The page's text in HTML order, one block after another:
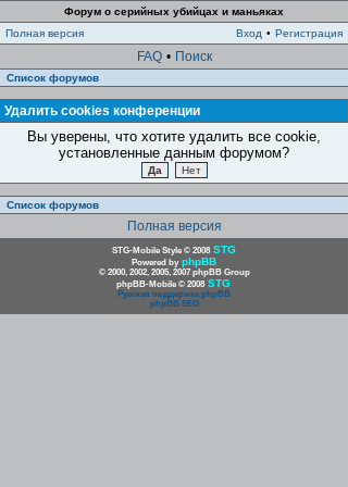
Форум о серийных убийцах и маньяках
Полная версия
Вход • Регистрация
FAQ • Поиск
Список форумов
Удалить cookies конференции
Вы уверены, что хотите удалить все cookie,
установленные данным форумом?
Список форумов
Полная версия
STG-Mobile Style © 2008 STG
Powered by phpBB
© 2000, 2002, 2005, 2007 phpBB Group
phpBB-Mobile © 2008 STG
Русская поддержка phpBB
phpBB SEO